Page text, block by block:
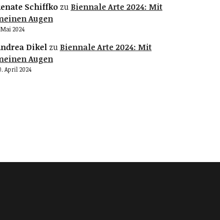
Schiffkozu Biennale Arte 2024: Mit
Augen
Mai 2024
Dikelzu Biennale Arte 2024: Mit
Augen
April 2024